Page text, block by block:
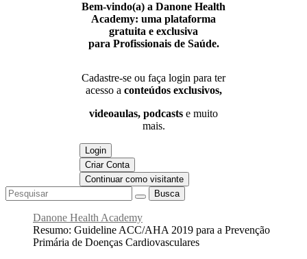
Bem-vindo(a) a Danone Health
Academy: uma plataforma
gratuita e exclusiva
para Profissionais de Saúde.
Cadastre-se ou faça login para ter
acesso a conteúdos exclusivos,
videoaulas, podcasts e muito
mais.
Login
Criar Conta
Continuar como visitante
Busca
Danone Health Academy
Resumo: Guideline ACC/AHA 2019 para a Prevenção
Primária de Doenças Cardiovasculares